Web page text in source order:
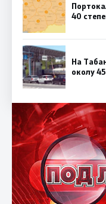
40
На
околу